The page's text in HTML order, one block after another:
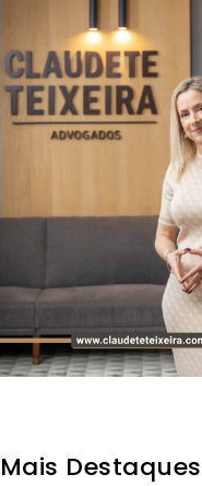
Mais Destaques